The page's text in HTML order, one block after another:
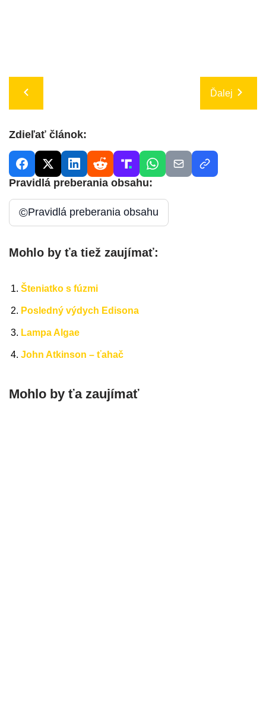
Ďalej
Zdieľať článok:
Pravidlá preberania obsahu:
©Pravidlá preberania obsahu
Mohlo by ťa tiež zaujímať:
Šteniatko s fúzmi
Posledný výdych Edisona
Lampa Algae
John Atkinson – ťahač
Mohlo by ťa zaujímať